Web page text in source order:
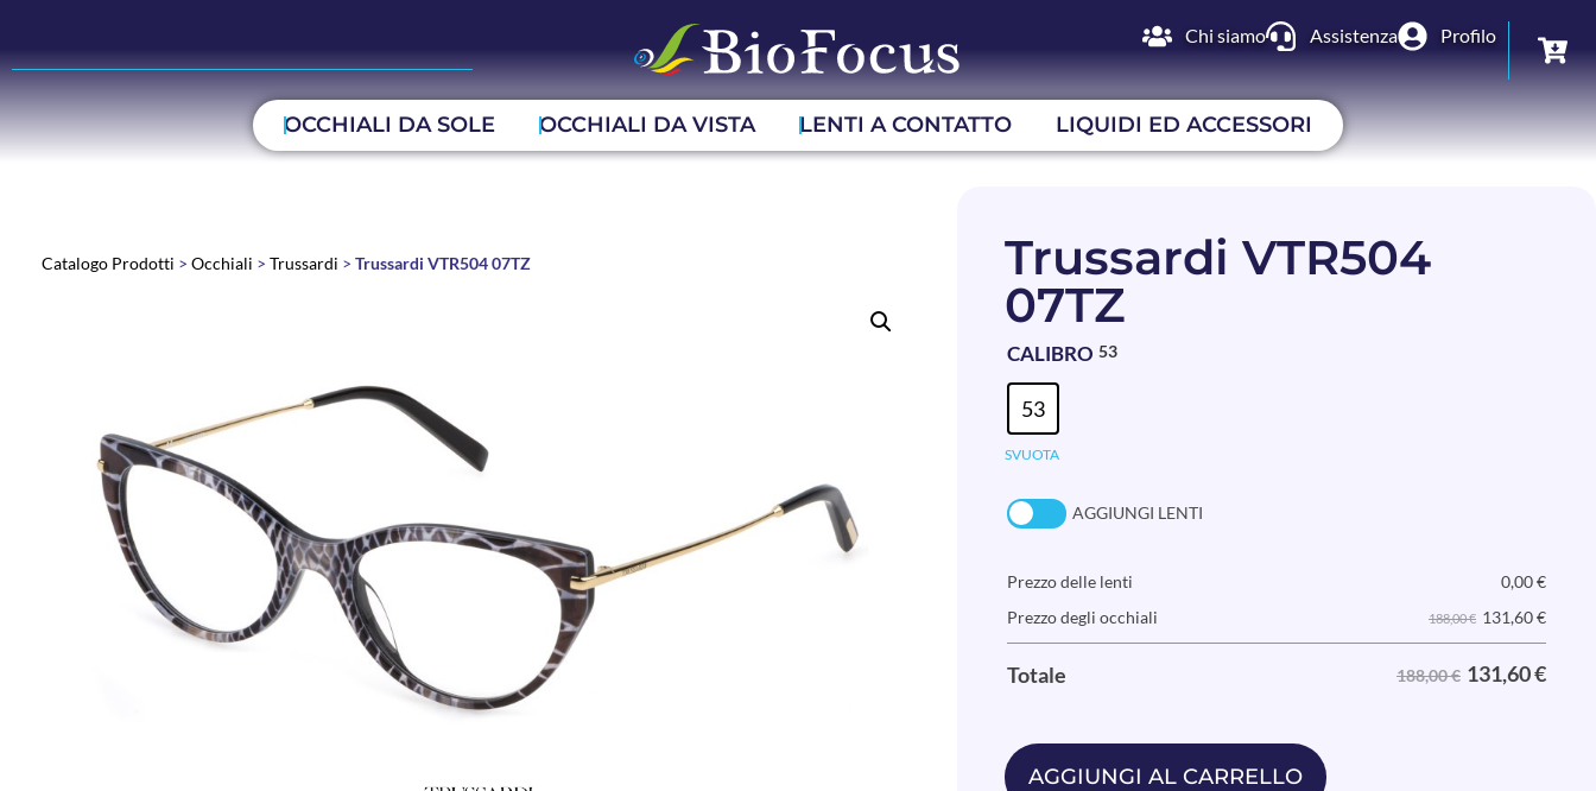
Chi siamo Assistenza Profilo
OCCHIALI DA SOLE OCCHIALI DA VISTA LENTI A CONTATTO LIQUIDI ED ACCESSORI
Catalogo Prodotti > Occhiali > Trussardi > Trussardi VTR504 07TZ
Trussardi VTR504
07TZ
CALIBRO 53
53
SVUOTA
AGGIUNGI LENTI
Prezzo delle lenti 0,00€
Prezzo degli occhiali
188,00 € 131,60€
Totale 188,00 € 131,60€
AGGIUNGI AL CARRELLO